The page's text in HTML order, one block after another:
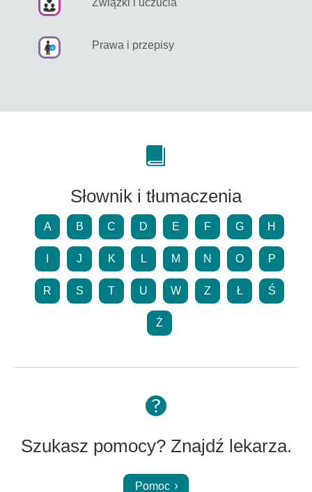
Związki i uczucia
Prawa i przepisy
Słownik i tłumaczenia
A B C D E F G H
J K L M N O P
R S T U W Z Ł Ś
Ż
Szukasz pomocy? Znajdź lekarza.
Pomoc